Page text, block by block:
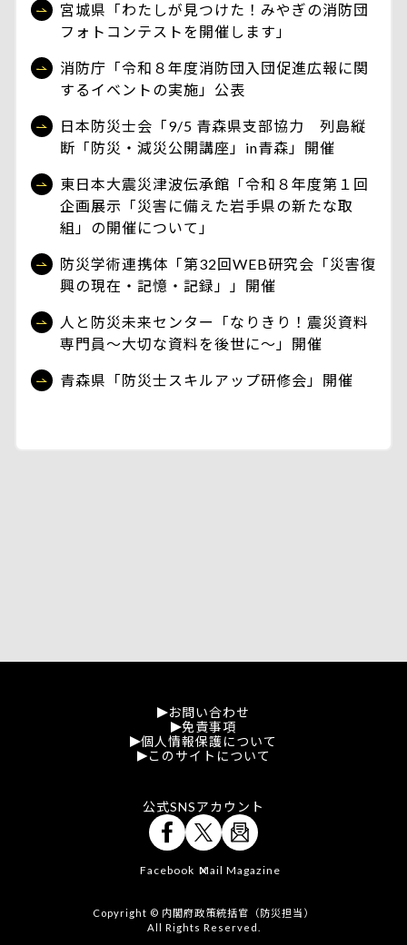
宮城県「わたしが見つけた！みやぎの消防団
フォトコンテストを開催します」
消防庁「令和８年度消防団入団促進広報に関
するイベントの実施」公表
日本防災士会「9/5 青森県支部協力 列島縦
断「防災・減災公開講座」in青森」開催
東日本大震災津波伝承館「令和８年度第１回
企画展示「災害に備えた岩手県の新たな取
組」の開催について」
防災学術連携体「第32回WEB研究会「災害復
興の現在・記憶・記録」」開催
人と防災未来センター「なりきり！震災資料
専門員～大切な資料を後世に～」開催
青森県「防災士スキルアップ研修会」開催
お問い合わせ
免責事項
個人情報保護について
このサイトについて
公式SNSアカウント
Facebook X
Mail Magazine
Copyright © 内閣府政策統括官（防災担当）
All Rights Reserved.